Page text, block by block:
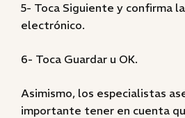
5- Toca Siguiente y confirma
electrónico.
6- Toca Guardar u OK.
Asimismo, los especialistas
importante tener en cuenta